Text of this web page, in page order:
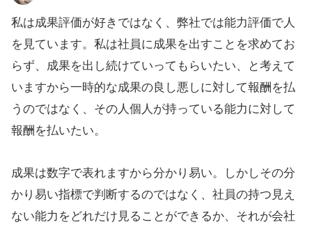
私は成果評価が好きではなく、弊社では能力評価で人
を見ています。私は社員に成果を出すことを求めてお
らず、成果を出し続けていってもらいたい、と考えて
いますから一時的な成果の良し悪しに対して報酬を払
うのではなく、その人個人が持っている能力に対して
報酬を払いたい。
成果は数字で表れますから分かり易い。しかしその分
かり易い指標で判断するのではなく、社員の持つ見え
ない能力をどれだけ見ることができるか、それが会社